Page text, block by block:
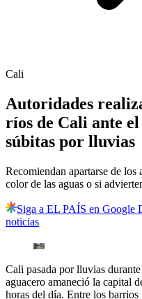
Cali
Autoridades
ríos de Cali ante
súbitas por lluvias
Recomiendan apartarse de
color de las aguas o si
Siga a EL PAÍS en Google
noticias
Cali pasada por lluvias
aguacero amaneció la capital
horas del día. Entre los barrios